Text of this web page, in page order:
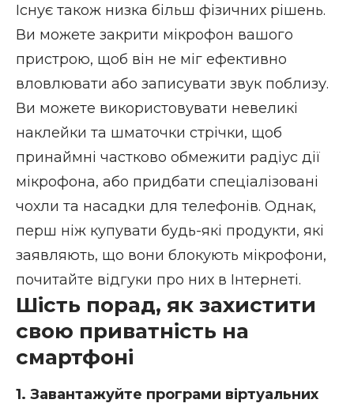
Існує також низка більш фізичних рішень.
Ви можете закрити мікрофон вашого
пристрою, щоб він не міг ефективно
вловлювати або записувати звук поблизу.
Ви можете використовувати невеликі
наклейки та шматочки стрічки, щоб
принаймні частково обмежити радіус дії
мікрофона, або придбати спеціалізовані
чохли та насадки для телефонів. Однак,
перш ніж купувати будь-які продукти, які
заявляють, що вони блокують мікрофони,
почитайте відгуки про них в Інтернеті.
Шість порад, як захистити
свою приватність на
смартфоні
1. Завантажуйте програми віртуальних